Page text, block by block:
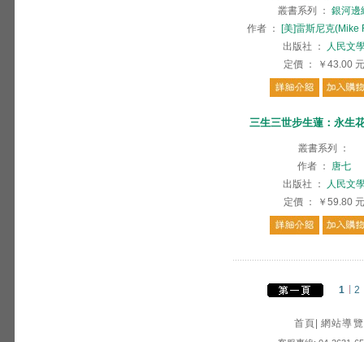
叢書系列 ： 銀河邊
作者 ：
[美]雷斯尼克(Mike
出版社
：
人民文
定價 ： ￥43.00 元
三生三世步生蓮：永生
叢書系列
：
作者 ：
唐七
出版社
：
人民文
定價 ： ￥59.80 元
1 2
首頁 網站導覽